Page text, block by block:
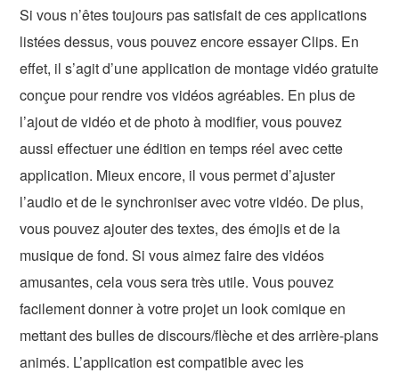
Si vous n’êtes toujours pas satisfait de ces applications
listées dessus, vous pouvez encore essayer Clips. En
effet, il s’agit d’une application de montage vidéo gratuite
conçue pour rendre vos vidéos agréables. En plus de
l’ajout de vidéo et de photo à modifier, vous pouvez
aussi effectuer une édition en temps réel avec cette
application. Mieux encore, il vous permet d’ajuster
l’audio et de le synchroniser avec votre vidéo. De plus,
vous pouvez ajouter des textes, des émojis et de la
musique de fond. Si vous aimez faire des vidéos
amusantes, cela vous sera très utile. Vous pouvez
facilement donner à votre projet un look comique en
mettant des bulles de discours/flèche et des arrière-plans
animés. L’application est compatible avec les